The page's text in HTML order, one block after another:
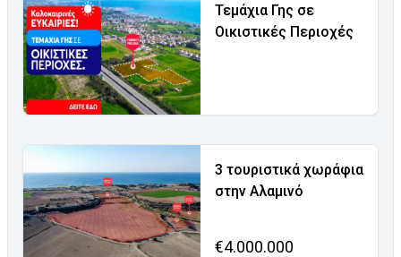
Τεμάχια Γης σε
Οικιστικές Περιοχές
3 τουριστικά χωράφια
στην Αλαμινό
€4.000.000